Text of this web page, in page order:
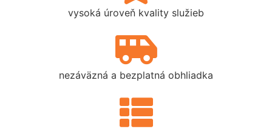
vysoká úroveň kvality služieb
nezáväzná a bezplatná obhliadka